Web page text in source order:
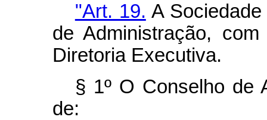
"Art. 19. A
de Administração,
Diretoria Executiva.
§ 1º O Conselho de
de: